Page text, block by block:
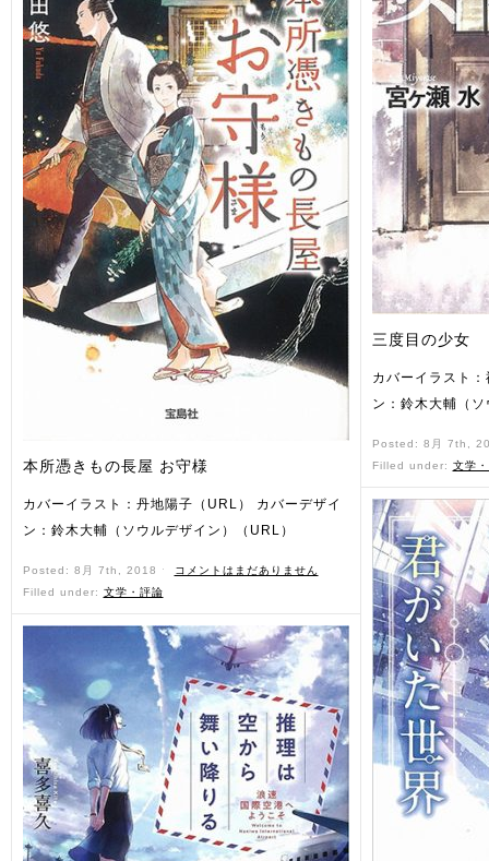
本所憑きもの長屋 お守様
カバーイラスト：丹地陽子（URL） カバーデザイ
ン：鈴木大輔（ソウルデザイン）（URL）
Posted: 8月 7th, 2018 ˑ
コメントはまだありません
Filled under: 文学・評論
三度目の少女
カバーイラスト
ン：鈴木大輔（
Posted: 8月 7th,
Filled under: 文学